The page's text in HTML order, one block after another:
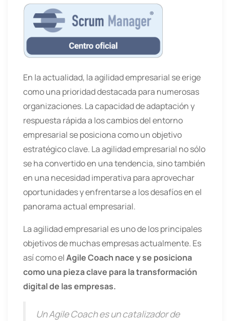
En la actualidad, la agilidad empresarial se erige
como una prioridad destacada para numerosas
organizaciones. La capacidad de adaptación y
respuesta rápida a los cambios del entorno
empresarial se posiciona como un objetivo
estratégico clave. La agilidad empresarial no sólo
se ha convertido en una tendencia, sino también
en una necesidad imperativa para aprovechar
oportunidades y enfrentarse a los desafíos en el
panorama actual empresarial.
La agilidad empresarial es uno de los principales
objetivos de muchas empresas actualmente. Es
así como elAgile Coach nace y se posiciona
como una pieza clave para la transformación
digital de las empresas.
Un Agile Coach es un catalizador de